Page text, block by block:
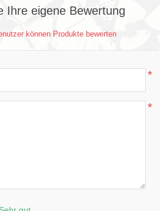
Ihre eigene Bewertung
können Produkte bewerten
*
*